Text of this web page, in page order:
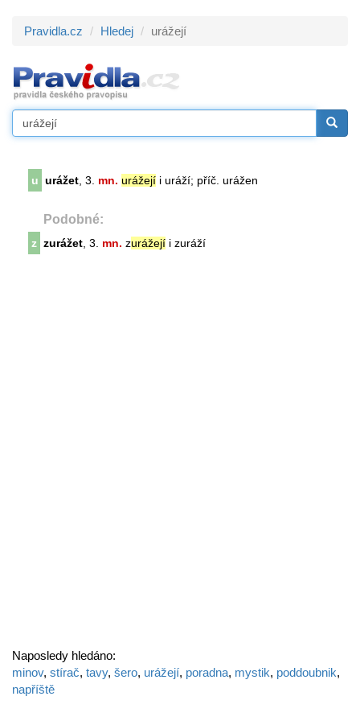
Pravidla.cz Hledej urážejí
u urážet , 3. mn. urážejí i uráží; příč. urážen
Podobné:
z zurážet , 3. mn. zurážejí i zuráží
Naposledy hledáno:
minov, stírač, tavy, šero, urážejí, poradna, mystik, poddoubnik,
napříště